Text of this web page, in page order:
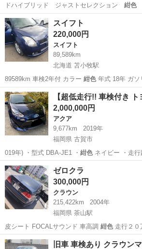
ドハイブリッド ジャストセレクション 紺色
ート6人乗り 早い…
福岡 糟屋郡 フリード
スイフト
220,000円
スイフト
89,589km
北海道 苫小牧駅
89589km 車検2年付 カラー 紺色
北海道 苫小牧市 苫小牧駅 スイフト
【超低走行!! 車検付き ト
2,000,000円
アクア
9,677km
2019年
福岡県 古賀市
019年) ・型式 DBA-JE1 ・ 紺色ネイビー ・走行
福岡 古賀市 アクア
ゼロクラ
300,000円
クラウン
215,422km
2004年
福岡県 茶山駅
皮シート FOCALサウンド 車高調 紺色走行２０
迄 V…
福岡 福岡市 茶山駅 クラウン
旧車 車検あり クラウン